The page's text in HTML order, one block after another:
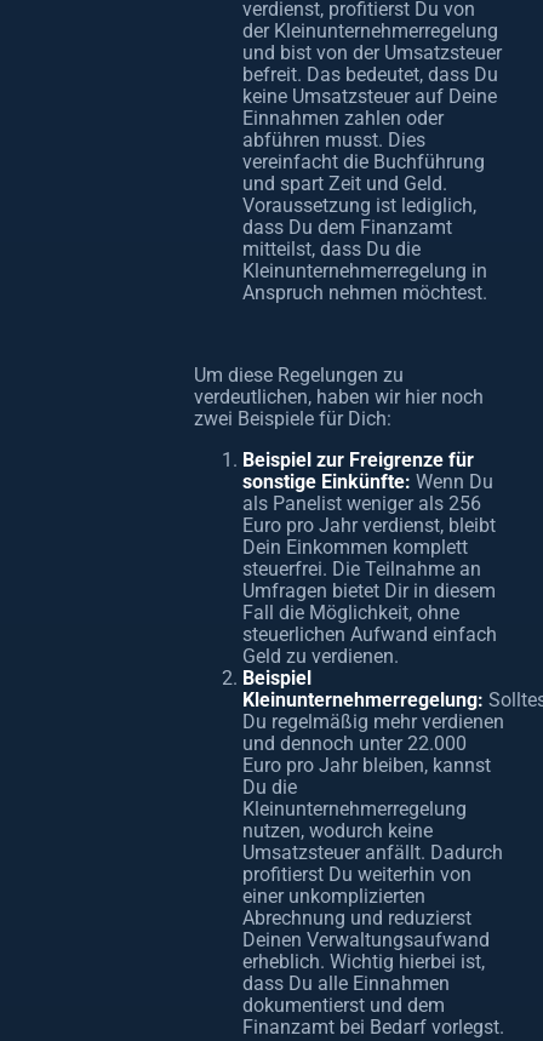
verdienst, profitierst Du von
der Kleinunternehmerregelung
und bist von der Umsatzsteuer
befreit. Das bedeutet, dass Du
keine Umsatzsteuer auf Deine
Einnahmen zahlen oder
abführen musst. Dies
vereinfacht die Buchführung
und spart Zeit und Geld.
Voraussetzung ist lediglich,
dass Du dem Finanzamt
mitteilst, dass Du die
Kleinunternehmerregelung in
Anspruch nehmen möchtest.
Um diese Regelungen zu
verdeutlichen, haben wir hier noch
zwei Beispiele für Dich:
Beispiel zur Freigrenze für
sonstige Einkünfte: Wenn Du
als Panelist weniger als 256
Euro pro Jahr verdienst, bleibt
Dein Einkommen komplett
steuerfrei. Die Teilnahme an
Umfragen bietet Dir in diesem
Fall die Möglichkeit, ohne
steuerlichen Aufwand einfach
Geld zu verdienen.
Beispiel
Kleinunternehmerregelung:
Du regelmäßig mehr verdienen
und dennoch unter 22.000
Euro pro Jahr bleiben, kannst
Du die
Kleinunternehmerregelung
nutzen, wodurch keine
Umsatzsteuer anfällt. Dadurch
profitierst Du weiterhin von
einer unkomplizierten
Abrechnung und reduzierst
Deinen Verwaltungsaufwand
erheblich. Wichtig hierbei ist,
dass Du alle Einnahmen
dokumentierst und dem
Finanzamt bei Bedarf vorlegst.